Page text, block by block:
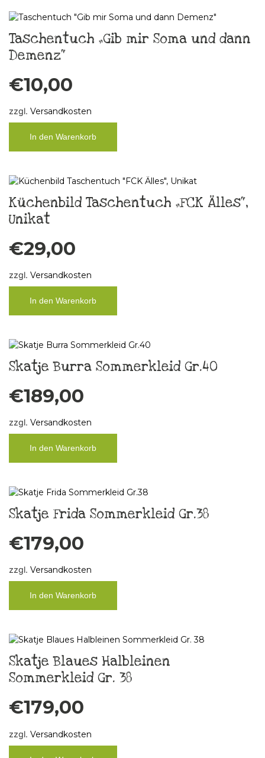
Taschentuch „Gib mir Soma und dann
Demenz“
€10,00
zzgl. Versandkosten
In den Warenkorb
Küchenbild Taschentuch „FCK Älles“,
Unikat
€29,00
zzgl. Versandkosten
In den Warenkorb
Skatje Burra Sommerkleid Gr.40
€189,00
zzgl. Versandkosten
In den Warenkorb
Skatje Frida Sommerkleid Gr.38
€179,00
zzgl. Versandkosten
In den Warenkorb
Skatje Blaues Halbleinen
Sommerkleid Gr. 38
€179,00
zzgl. Versandkosten